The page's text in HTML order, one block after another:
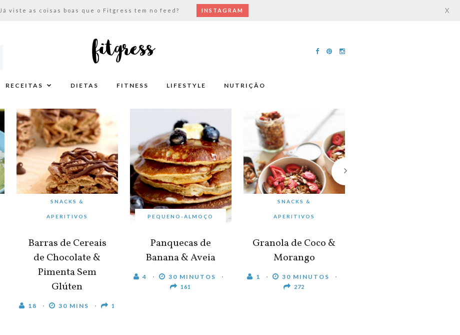
RECEITAS DIETAS FITNESS LIFESTYLE NUTRIÇÃO
SNACKS &
APERITIVOS
Barras de Cereais
de Chocolate &
Pimenta Sem
Glúten
18 30 MINS 1
PEQUENO-ALMOÇO
Panquecas de
Banana & Aveia
4 30 MINUTOS
161
SNACKS &
APERITIVOS
Granola de Coco &
Morango
1 30 MINUTOS
272
Já viste as coisas boas que o Fitgress tem no feed? INSTAGRAM X